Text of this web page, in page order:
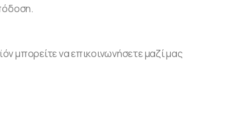
μπορείτε να επικοινωνήσετε μαζί μας